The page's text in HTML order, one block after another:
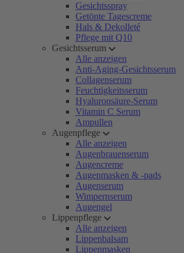
Gesichtsspray
Getönte Tagescreme
Hals & Dekolleté
Pflege mit Q10
Gesichtsserum
Alle anzeigen
Anti-Aging-Gesichtsserum
Collagenserum
Feuchtigkeitsserum
Hyaluronsäure-Serum
Vitamin C Serum
Ampullen
Augenpflege
Alle anzeigen
Augenbrauenserum
Augencreme
Augenmasken & -pads
Augenserum
Wimpernserum
Augengel
Lippenpflege
Alle anzeigen
Lippenbalsam
Lippenmasken